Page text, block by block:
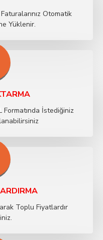
Otomatik
Yüklenir.
İstediğiniz
Toplu Fiyatlardır